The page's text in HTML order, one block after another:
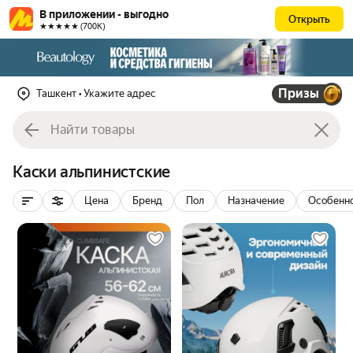
В приложении - выгодно
★★★★★ (700К)
Открыть
Ташкент • Укажите адрес Призы
Каски альпинистские
Цена Бренд Пол Назначение